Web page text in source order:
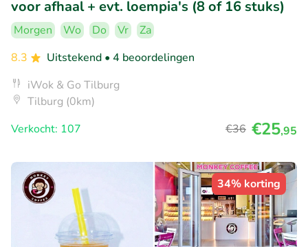
voor afhaal + evt. loempia's (8 of 16 stuks)
Morgen Wo Do Vr
Za
8.3
Uitstekend • 4 beoordelingen
iWok & Go Tilburg
Tilburg (0km)
Verkocht: 107
€36 €25,95
34% korting